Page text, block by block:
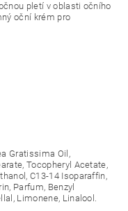
pletí v oblasti očního
oční krém pro
Gratissima Oil,
Tocopheryl Acetate,
C13-14 Isoparaffin,
Parfum, Benzyl
Limonene, Linalool.